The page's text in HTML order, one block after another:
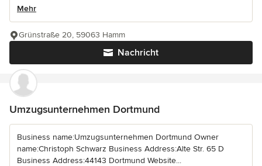
Mehr
Nachricht
Grünstraße 20, 59063 Hamm
Umzugsunternehmen Dortmund
Business name:Umzugsunternehmen Dortmund Owner
name:Christoph Schwarz Business Address:Alte Str. 65 D
Business Address:44143 Dortmund Website...